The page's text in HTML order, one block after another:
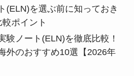
(ELN)を選ぶ前に知っておき
ポイント
験ノート(ELN)を徹底比較！
外のおすすめ10選【2026年